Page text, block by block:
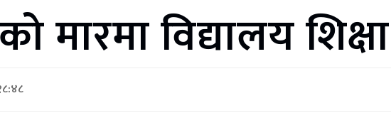
मारमा विद्यालय शिक्षा